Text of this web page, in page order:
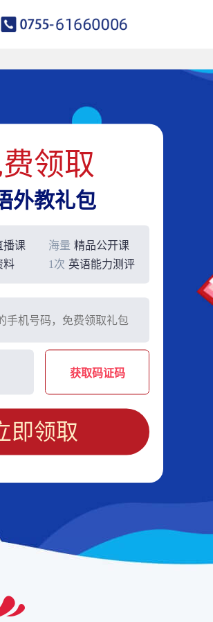
领取
外教礼包
播课 海量 精品公开课
料 1次 英语能力测评
获取码证码
即领取